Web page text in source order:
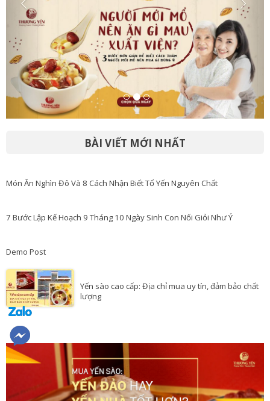
BÀI VIẾT MỚI NHẤT
Món Ăn Nghìn Đô Và 8 Cách Nhận Biết Tổ Yến Nguyên Chất
7 Bước Lập Kế Hoạch 9 Tháng 10 Ngày Sinh Con Nối Giỏi Như Ý
Demo Post
Yến sào cao cấp: Địa chỉ mua uy tín, đảm bảo chất
lượng